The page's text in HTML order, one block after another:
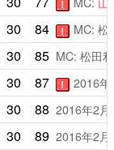
！
30 84 ！ MC:
30 85 MC: 松田
30 87 ！ 2016
30 88 2016年2
30 89 2016年2